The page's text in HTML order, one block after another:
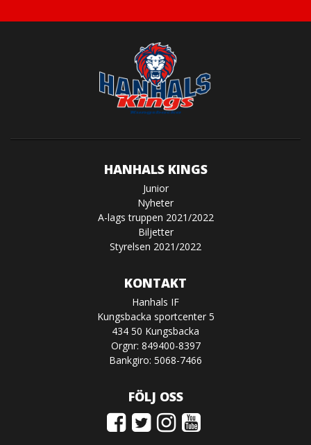
HANHALS KINGS
Junior
Nyheter
A-lags truppen 2021/2022
Biljetter
Styrelsen 2021/2022
KONTAKT
Hanhals IF
Kungsbacka sportcenter 5
434 50 Kungsbacka
Orgnr: 849400-8397
Bankgiro: 5068-7466
FÖLJ OSS